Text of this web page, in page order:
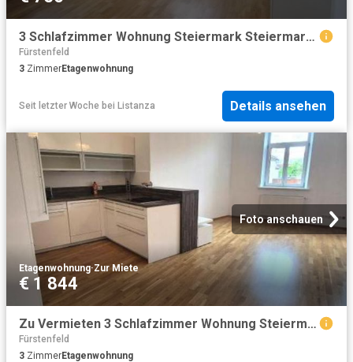
3 Schlafzimmer Wohnung Steiermark Steiermark 104473696
Fürstenfeld
3 ZimmerEtagenwohnung
Seit letzter Woche bei Listanza Details ansehen
Foto anschauen
Etagenwohnung·Zur Miete
€ 1 844
Zu Vermieten 3 Schlafzimmer Wohnung Steiermark Steiermark DS104473576
Fürstenfeld
3 ZimmerEtagenwohnung